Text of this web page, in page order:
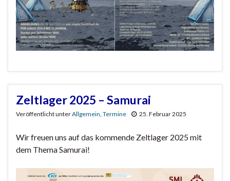
Zeltlager 2025 – Samurai
Veröffentlicht unterAllgemein Termine 25. Februar 2025
Wir freuen uns auf das kommende Zeltlager 2025 mit
dem Thema Samurai!